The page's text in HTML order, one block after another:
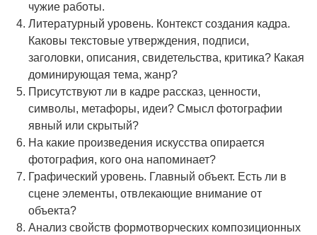
чужие работы.
Литературный уровень. Контекст создания кадра.
Каковы текстовые утверждения, подписи,
заголовки, описания, свидетельства, критика? Какая
доминирующая тема, жанр?
Присутствуют ли в кадре рассказ, ценности,
символы, метафоры, идеи? Смысл фотографии
явный или скрытый?
На какие произведения искусства опирается
фотография, кого она напоминает?
Графический уровень. Главный объект. Есть ли в
сцене элементы, отвлекающие внимание от
объекта?
Анализ свойств формотворческих композиционных